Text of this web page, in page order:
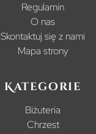
Regulamin
O nas
Skontaktuj się z nami
Mapa strony
Kategorie
Biżuteria
Chrzest